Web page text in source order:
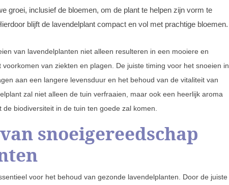
groei, inclusief de bloemen, om de plant te helpen zijn vorm te
blijft de lavendelplant compact en vol met prachtige bloemen.
van lavendelplanten niet alleen resulteren in een mooiere en
van ziekten en plagen. De juiste timing voor het snoeien in
aan een langere levensduur en het behoud van de vitaliteit van
zal niet alleen de tuin verfraaien, maar ook een heerlijk aroma
biodiversiteit in de tuin ten goede zal komen.
snoeigereedschap
voor het behoud van gezonde lavendelplanten. Door de juiste